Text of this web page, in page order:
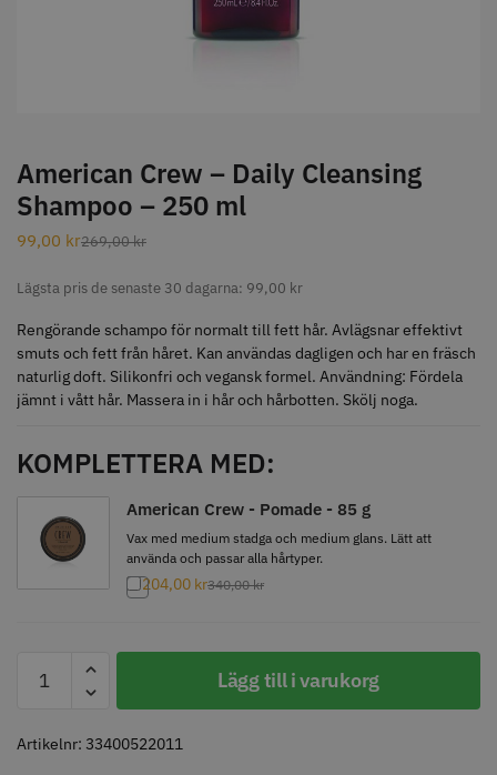
American Crew – Daily Cleansing
Shampoo – 250 ml
99,00 kr269,00kr
Lägsta pris de senaste 30 dagarna: 99,00 kr
Rengörande schampo för normalt till fett hår. Avlägsnar effektivt
smuts och fett från håret. Kan användas dagligen och har en fräsch
naturlig doft. Silikonfri och vegansk formel. Användning: Fördela
jämnt i vått hår. Massera in i hår och hårbotten. Skölj noga.
KOMPLETTERA MED:
American Crew - Pomade - 85 g
Vax med medium stadga och medium glans. Lätt att
använda och passar alla hårtyper.
204,00 kr340,00kr
American
Crew
Daily
Lägg till i varukorg
Artikelnr: 33400522011
Jaguar Klippkam 500
Info Köp
Comair toppapper vikta - 70 mm
STORSÄLJARE
Info